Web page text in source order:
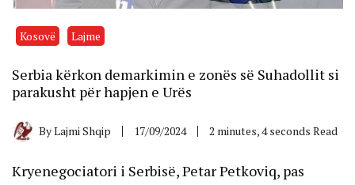
Kosovë Lajme
Serbia kërkon demarkimin e zonës së Suhadollit si
parakusht për hapjen e Urës
ByLajmi Shqip 17/09/2024 2 minutes, 4 seconds Read
Kryenegociatori i Serbisë, Petar Petkoviq, pas